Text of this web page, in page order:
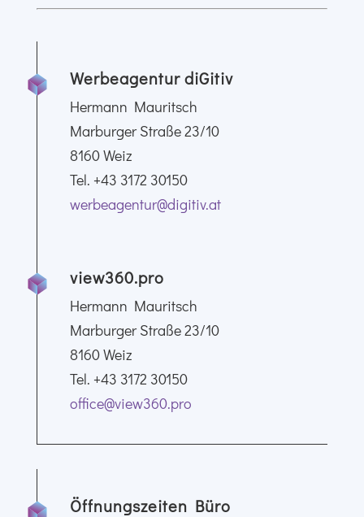
Werbeagentur diGitiv
Hermann Mauritsch
Marburger Straße 23/10
8160 Weiz
Tel. +43 3172 30150
werbeagentur@digitiv.at
view360.pro
Hermann Mauritsch
Marburger Straße 23/10
8160 Weiz
Tel. +43 3172 30150
office@view360.pro
Öffnungszeiten Büro